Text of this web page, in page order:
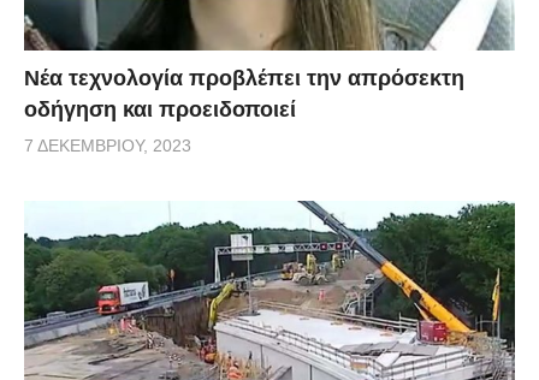
Νέα τεχνολογία προβλέπει την απρόσεκτη
οδήγηση και προειδοποιεί
7 ΔΕΚΕΜΒΡΊΟΥ, 2023